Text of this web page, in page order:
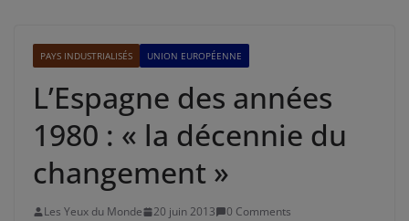
PAYS INDUSTRIALISÉS UNION EUROPÉENNE
L’Espagne des années
1980 : « la décennie du
changement »
Les Yeux du Monde 20 juin 2013 0 Comments